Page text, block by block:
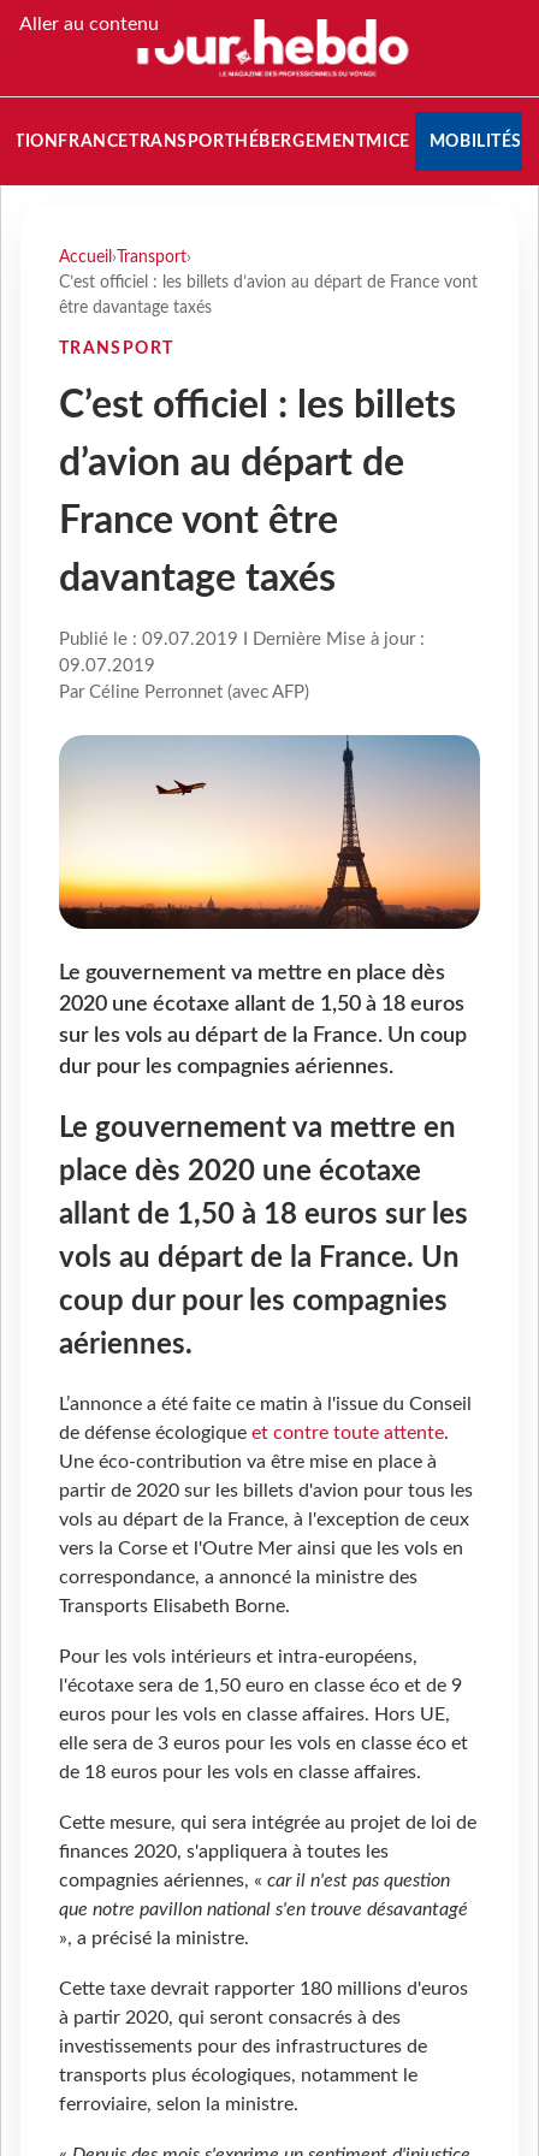
Aller au contenu
FRANCETRANSPORT HÉBERGEMENTMICE MOBILITÉS
Accueil › Transport›
C’est officiel : les billets d’avion au départ de France vont
être davantage taxés
TRANSPORT
C’est officiel : les billets
d’avion au départ de
France vont être
davantage taxés
Publié le : 09.07.2019 I Dernière Mise à jour :
09.07.2019
Par Céline Perronnet (avec AFP)
Le gouvernement va mettre en place dès
2020 une écotaxe allant de 1,50 à 18 euros
sur les vols au départ de la France. Un coup
dur pour les compagnies aériennes.
Le gouvernement va mettre en
place dès 2020 une écotaxe
allant de 1,50 à 18 euros sur les
vols au départ de la France. Un
coup dur pour les compagnies
aériennes.
L’annonce a été faite ce matin à l'issue du Conseil
de défense écologique et contre toute attente.
Une éco-contribution va être mise en place à
partir de 2020 sur les billets d'avion pour tous les
vols au départ de la France, à l'exception de ceux
vers la Corse et l'Outre Mer ainsi que les vols en
correspondance, a annoncé la ministre des
Transports Elisabeth Borne.
Pour les vols intérieurs et intra-européens,
l'écotaxe sera de 1,50 euro en classe éco et de 9
euros pour les vols en classe affaires. Hors UE,
elle sera de 3 euros pour les vols en classe éco et
de 18 euros pour les vols en classe affaires.
Cette mesure, qui sera intégrée au projet de loi de
finances 2020, s'appliquera à toutes les
compagnies aériennes, « car il n'est pas question
que notre pavillon national s'en trouve désavantagé
», a précisé la ministre.
Cette taxe devrait rapporter 180 millions d'euros
à partir 2020, qui seront consacrés à des
investissements pour des infrastructures de
transports plus écologiques, notamment le
ferroviaire, selon la ministre.